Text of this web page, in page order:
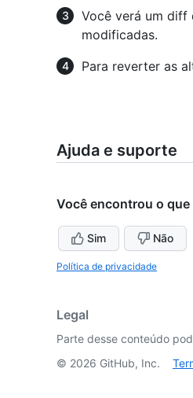
Você verá um diff
modificadas.
Para reverter as
Ajuda e suporte
Você encontrou o que
Sim Não
Política de privacidade
Legal
Parte desse conteúdo
© 2026 GitHub, Inc.